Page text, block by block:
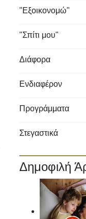
"Εξοικονομώ"
"Σπίτι μου"
Διάφορα
Ενδιαφέρον
Προγράμματα
Στεγαστικά
Δημοφιλή